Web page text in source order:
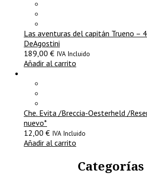
Las aventuras del capitán Trueno –
DeAgostini
189,00 € IVA Incluido
Añadir al carrito
Che. Evita /Breccia-Oesterheld /
nuevo*
12,00 € IVA Incluido
Añadir al carrito
Categorías